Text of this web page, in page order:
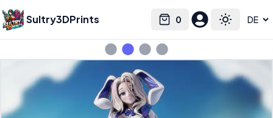
Sultry3DPrints 0
Cart Toggle
Select language